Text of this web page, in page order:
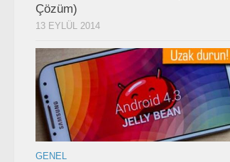
Çözüm)
13 EYLÜL 2014
GENEL